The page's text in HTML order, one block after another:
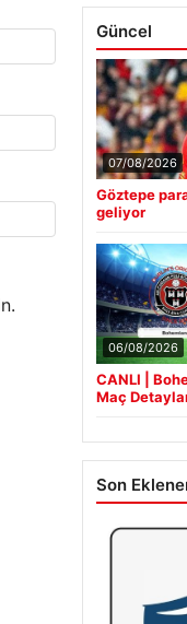
Güncel
07/08/2026
Göztepe
geliyor
06/08/2026
CANLI |
Maç
Son